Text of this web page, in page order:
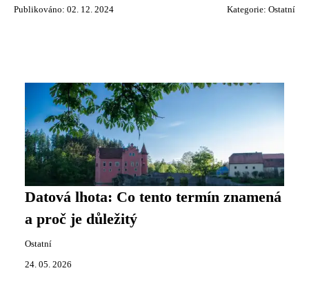
Publikováno: 02. 12. 2024 Kategorie: Ostatní
Datová lhota: Co tento termín znamená
a proč je důležitý
Ostatní
24. 05. 2026